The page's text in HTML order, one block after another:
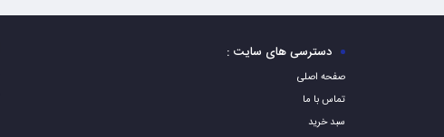
به
دسترسی های سایت :
صفحه اصلی
تماس با ما
سبد خرید